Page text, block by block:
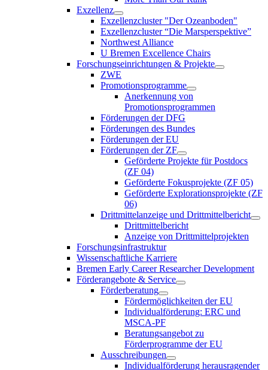
Exzellenz
Exzellenzcluster "Der Ozeanboden"
Exzellenzcluster “Die Marsperspektive”
Northwest Alliance
U Bremen Excellence Chairs
Forschungseinrichtungen & Projekte
ZWE
Promotionsprogramme
Anerkennung von
Promotionsprogrammen
Förderungen der DFG
Förderungen des Bundes
Förderungen der EU
Förderungen der ZF
Geförderte Projekte für Postdocs
(ZF 04)
Geförderte Fokusprojekte (ZF 05)
Geförderte Explorationsprojekte (ZF
06)
Drittmittelanzeige und Drittmittelbericht
Drittmittelbericht
Anzeige von Drittmittelprojekten
Forschungsinfrastruktur
Wissenschaftliche Karriere
Bremen Early Career Researcher Development
Förderangebote & Service
Förderberatung
Fördermöglichkeiten der EU
Individualförderung: ERC und
MSCA-PF
Beratungsangebot zu
Förderprogramme der EU
Ausschreibungen
Individualförderung herausragender